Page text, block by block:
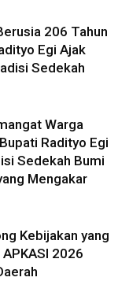
206 Tahun
Egi Ajak
Sedekah
Warga
Radityo Egi
Sedekah Bumi
Mengakar
Kebijakan yang
2026